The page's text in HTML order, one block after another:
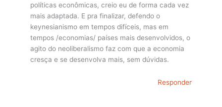
políticas econômicas, creio eu de forma cada vez
mais adaptada. E pra finalizar, defendo o
keynesianismo em tempos difíceis, mas em
tempos /economias/ países mais desenvolvidos, o
agito do neoliberalismo faz com que a economia
cresça e se desenvolva mais, sem dúvidas.
Responder